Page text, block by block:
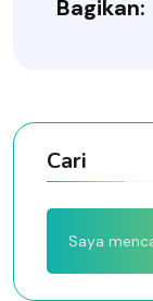
Bagikan:
Cari